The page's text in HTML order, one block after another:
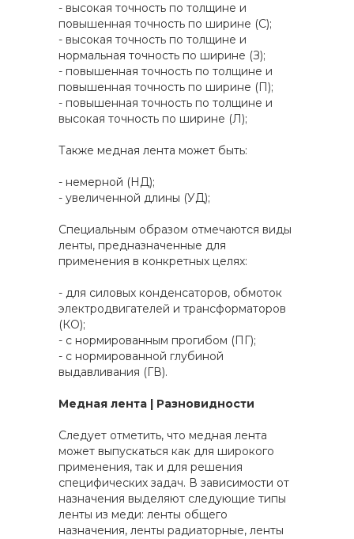
- высокая точность по толщине и
повышенная точность по ширине (С);
- высокая точность по толщине и
нормальная точность по ширине (З);
- повышенная точность по толщине и
повышенная точность по ширине (П);
- повышенная точность по толщине и
высокая точность по ширине (Л);
Также медная лента может быть:
- немерной (НД);
- увеличенной длины (УД);
Специальным образом отмечаются виды
ленты, предназначенные для
применения в конкретных целях:
- для силовых конденсаторов, обмоток
электродвигателей и трансформаторов
(КО);
- с нормированным прогибом (ПГ);
- с нормированной глубиной
выдавливания (ГВ).
Медная лента | Разновидности
Следует отметить, что медная лента
может выпускаться как для широкого
применения, так и для решения
специфических задач. В зависимости от
назначения выделяют следующие типы
ленты из меди: ленты общего
назначения, ленты радиаторные, ленты